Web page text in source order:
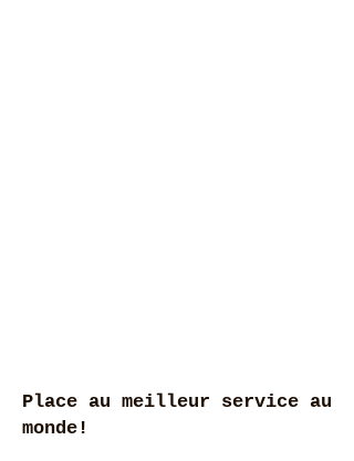
Place au meilleur service au
monde!